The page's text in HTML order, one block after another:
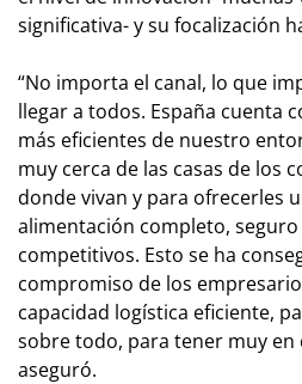
significativa- y su focalización
“No importa el canal, lo que
llegar a todos. España cuenta
más eficientes de nuestro
muy cerca de las casas de los
donde vivan y para ofrecerles
alimentación completo, seguro
competitivos. Esto se ha
compromiso de los
capacidad logística eficiente,
sobre todo, para tener muy en
aseguró.